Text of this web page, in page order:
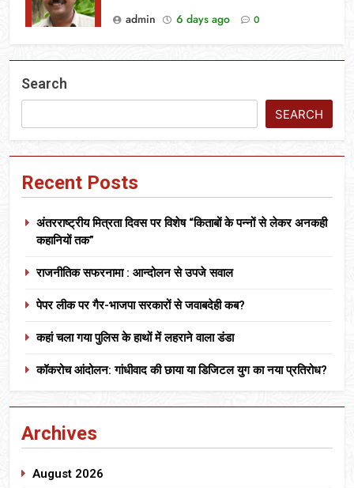
admin
6 days ago 0
Search
SEARCH
Recent Posts
अंतरराष्ट्रीय मित्रता दिवस पर विशेष “किताबों के पन्नों से लेकर अनकही
कहानियों तक”
राजनीतिक सफरनामा : आन्दोलन से उपजे सवाल
पेपर लीक पर गैर-भाजपा सरकारों से जवाबदेही कब?
कहां चला गया पुलिस के हाथों में लहराने वाला डंडा
कॉकरोच आंदोलन: गांधीवाद की छाया या डिजिटल युग का नया प्रतिरोध?
Archives
August 2026